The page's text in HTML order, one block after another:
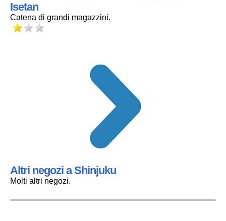
Isetan
Catena di grandi magazzini.
Altri negozi a Shinjuku
Molti altri negozi.